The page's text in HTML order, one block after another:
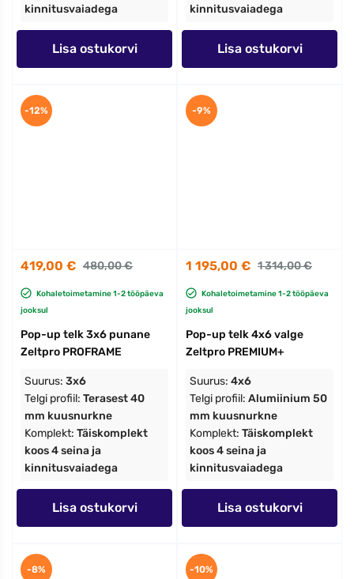
kinnitusvaiadega
Lisa ostukorvi
kinnitusvaiadega
Lisa ostukorvi
419,00 € 480,00 €
Kohaletoimetamine 1-2 tööpäeva
jooksul
Pop-up telk 3x6 punane
Zeltpro PROFRAME
Suurus: 3x6
Telgi profiil: Terasest 40
mm kuusnurkne
Komplekt: Täiskomplekt
koos 4 seina ja
kinnitusvaiadega
Lisa ostukorvi
-12%
1 195,00 € 1 314,00 €
Kohaletoimetamine 1-2 tööpäeva
jooksul
Pop-up telk 4x6 valge
Zeltpro PREMIUM+
Suurus: 4x6
Telgi profiil: Alumiinium 50
mm kuusnurkne
Komplekt: Täiskomplekt
koos 4 seina ja
kinnitusvaiadega
Lisa ostukorvi
-9%
-8% -10%